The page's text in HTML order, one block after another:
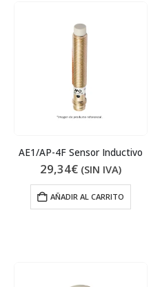
AE1/AP-4F Sensor Inductivo
29,34€ (SIN IVA)
AÑADIR AL CARRITO